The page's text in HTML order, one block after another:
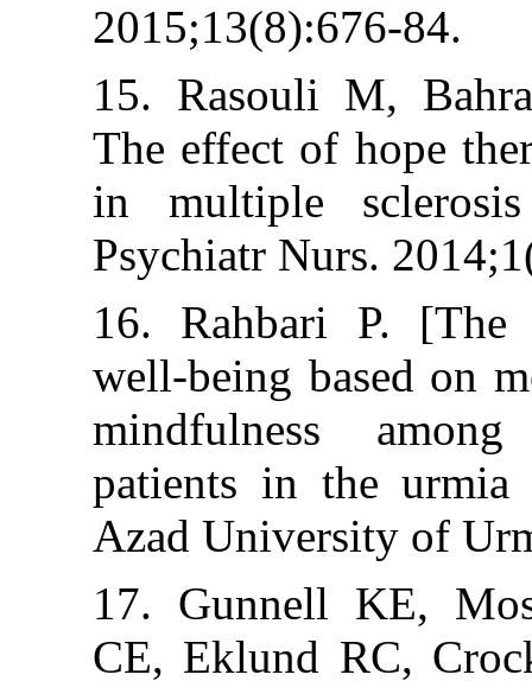
15. Rasouli
The effect of
in multiple
Psychiatr Nurs.
16. Rahbari
well-being
mindfulness
patients in
Azad
17. Gunnell
CE, Eklund